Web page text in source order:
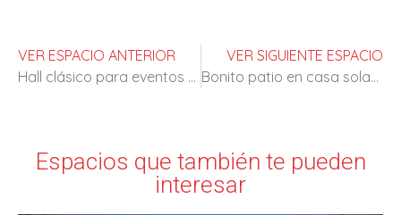
VER ESPACIO ANTERIOR
Hall clásico para eventos y rodajes
VER SIGUIENTE ESPACIO
Bonito patio en casa solariega
Espacios que también te pueden
interesar